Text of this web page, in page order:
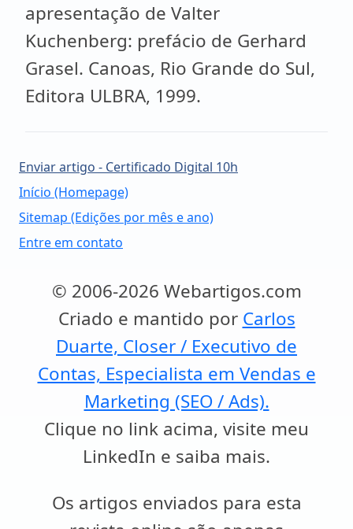
apresentação de Valter
Kuchenberg: prefácio de Gerhard
Grasel. Canoas, Rio Grande do Sul,
Editora ULBRA, 1999.
Enviar artigo - Certificado Digital 10h
Início (Homepage)
Sitemap (Edições por mês e ano)
Entre em contato
© 2006-2026 Webartigos.com
Criado e mantido por Carlos
Duarte, Closer / Executivo de
Contas, Especialista em Vendas e
Marketing (SEO / Ads).
Clique no link acima, visite meu
LinkedIn e saiba mais.
Os artigos enviados para esta